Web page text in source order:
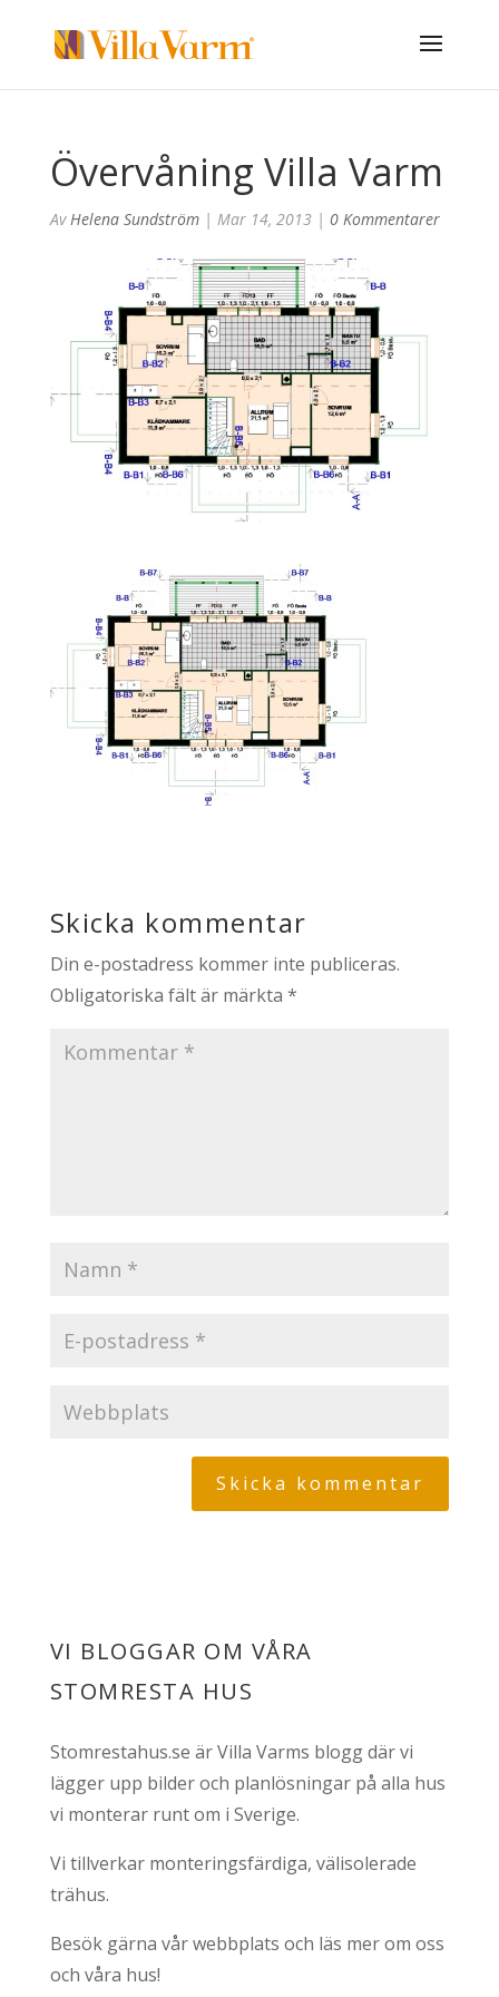
Övervåning Villa Varm
AvHelena Sundström| Mar 14, 2013| 0 Kommentarer
Skicka kommentar
Din e-postadress kommer inte publiceras.
Obligatoriska fält är märkta *
VI BLOGGAR OM VÅRA
STOMRESTA HUS
Stomrestahus.se är Villa Varms blogg där vi
lägger upp bilder och planlösningar på alla hus
vi monterar runt om i Sverige.
Vi tillverkar monteringsfärdiga, välisolerade
trähus.
Besök gärna vår webbplats och läs mer om oss
och våra hus!